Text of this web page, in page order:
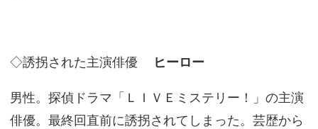
◇誘拐された主演俳優 ヒーロー
男性。探偵ドラマ「ＬＩＶＥミステリー！」の主演
俳優。最終回直前に誘拐されてしまった。芸歴から